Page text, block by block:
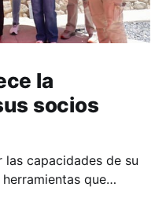
la
socios
capacidades de su
que
una capacitación